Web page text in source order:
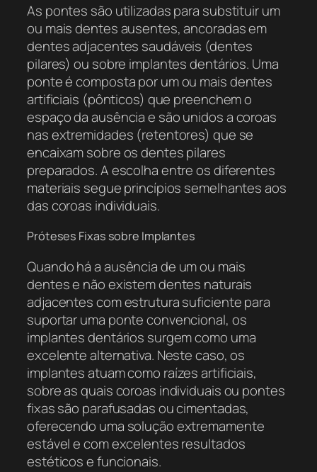
As pontes são utilizadas para substituir um
ou mais dentes ausentes, ancoradas em
dentes adjacentes saudáveis (dentes
pilares) ou sobre implantes dentários. Uma
ponte é composta por um ou mais dentes
artificiais (pônticos) que preenchem o
espaço da ausência e são unidos a coroas
nas extremidades (retentores) que se
encaixam sobre os dentes pilares
preparados. A escolha entre os diferentes
materiais segue princípios semelhantes aos
das coroas individuais.
Próteses Fixas sobre Implantes
Quando há a ausência de um ou mais
dentes e não existem dentes naturais
adjacentes com estrutura suficiente para
suportar uma ponte convencional, os
implantes dentários surgem como uma
excelente alternativa. Neste caso, os
implantes atuam como raízes artificiais,
sobre as quais coroas individuais ou pontes
fixas são parafusadas ou cimentadas,
oferecendo uma solução extremamente
estável e com excelentes resultados
estéticos e funcionais.